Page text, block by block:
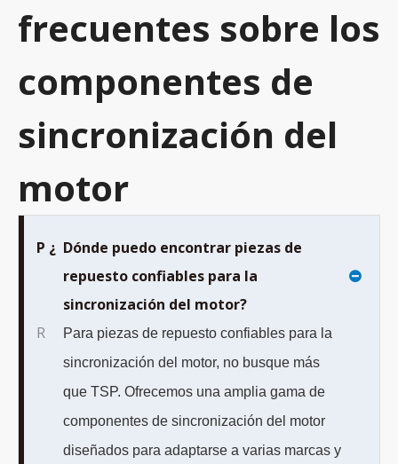
frecuentes sobre los
componentes de
sincronización del
motor
P ¿ Dónde puedo encontrar piezas de
repuesto confiables para la
sincronización del motor?
R
Para piezas de repuesto confiables para la
sincronización del motor, no busque más
que TSP. Ofrecemos una amplia gama de
componentes de sincronización del motor
diseñados para adaptarse a varias marcas y